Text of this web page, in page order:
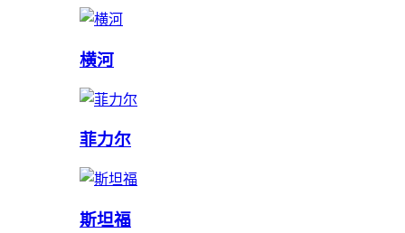
横河
菲力尔
斯坦福